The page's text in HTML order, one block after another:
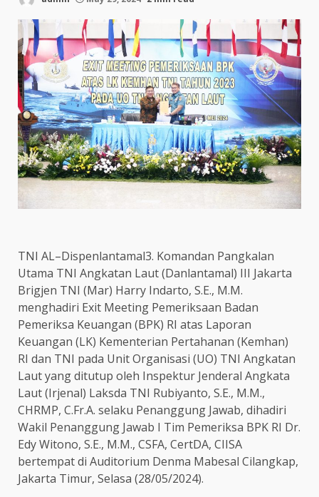
TNI AL–Dispenlantamal3. Komandan Pangkalan
Utama TNI Angkatan Laut (Danlantamal) III Jakarta
Brigjen TNI (Mar) Harry Indarto, S.E., M.M.
menghadiri Exit Meeting Pemeriksaan Badan
Pemeriksa Keuangan (BPK) RI atas Laporan
Keuangan (LK) Kementerian Pertahanan (Kemhan)
RI dan TNI pada Unit Organisasi (UO) TNI Angkatan
Laut yang ditutup oleh Inspektur Jenderal Angkata
Laut (Irjenal) Laksda TNI Rubiyanto, S.E., M.M.,
CHRMP, C.Fr.A. selaku Penanggung Jawab, dihadiri
Wakil Penanggung Jawab I Tim Pemeriksa BPK RI Dr.
Edy Witono, S.E., M.M., CSFA, CertDA, CIISA
bertempat di Auditorium Denma Mabesal Cilangkap,
Jakarta Timur, Selasa (28/05/2024).